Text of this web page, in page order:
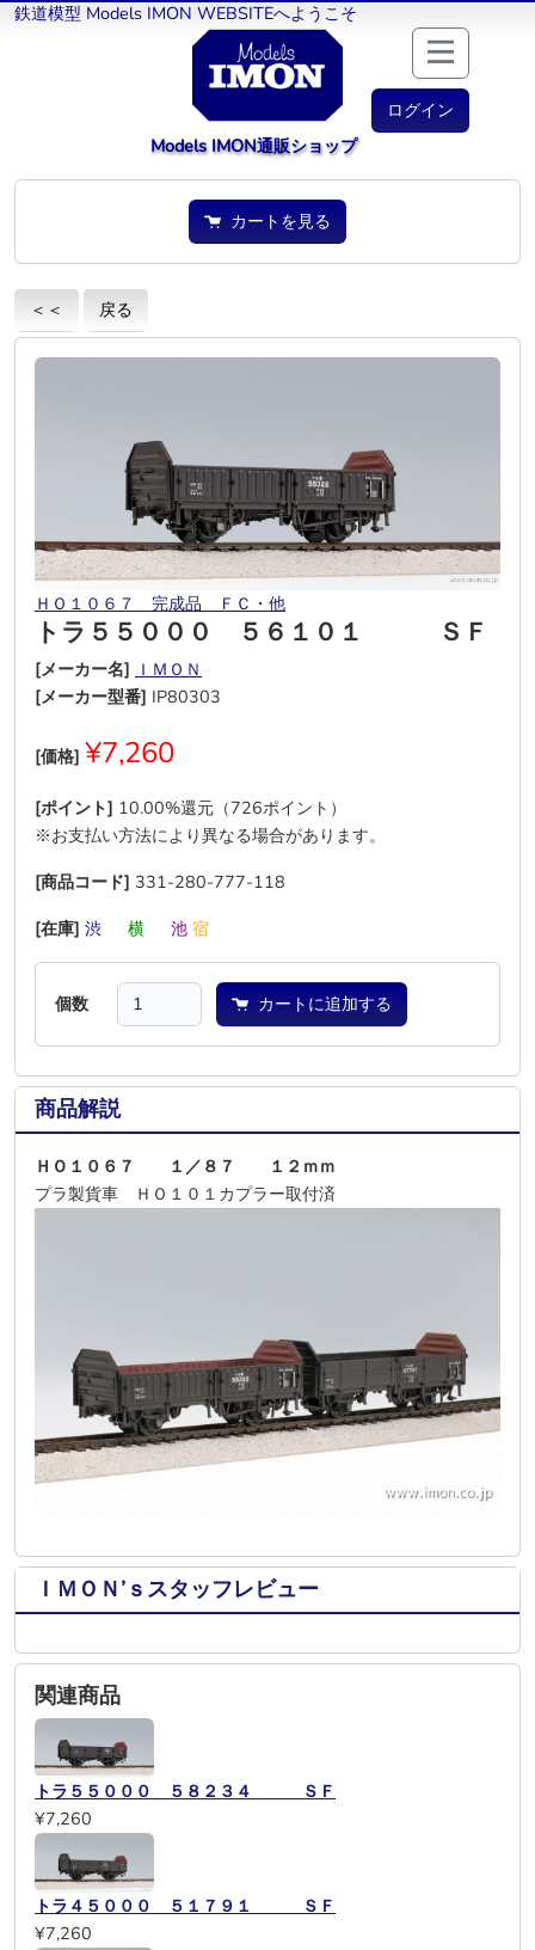
鉄道模型 Models IMON WEBSITEへようこそ
ログイン
Models IMON通販ショップ
カートを見る
＜＜ 戻る
ＨＯ１０６７ 完成品 ＦＣ・他
トラ５５０００ ５６１０１ ＳＦ
[メーカー名] ＩＭＯＮ
[メーカー型番] IP80303
[価格] ¥7,260
[ポイント] 10.00%還元（726ポイント）
※お支払い方法により異なる場合があります。
[商品コード] 331-280-777-118
[在庫] 渋 横 池 宿
個数 カートに追加する
商品解説
ＨＯ１０６７ １／８７ １２ｍｍ
プラ製貨車 ＨＯ１０１カプラー取付済
ＩＭＯＮ’ｓスタッフレビュー
関連商品
トラ５５０００ ５８２３４ ＳＦ
¥7,260
トラ４５０００ ５１７９１ ＳＦ
¥7,260